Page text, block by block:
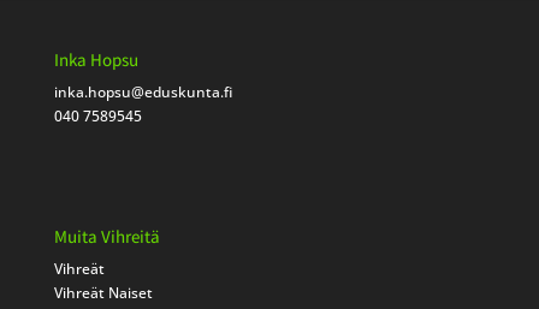
Inka Hopsu
inka.hopsu@eduskunta.fi
040 7589545
Muita Vihreitä
Vihreät
Vihreät Naiset